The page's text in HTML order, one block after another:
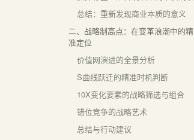
总结：重新发现商业本质的意义
二、战略制高点：在变革浪潮中的精
准定位
价值网演进的全景分析
S曲线跃迁的精准时机判断
10X变化要素的战略筛选与组合
错位竞争的战略艺术
总结与行动建议